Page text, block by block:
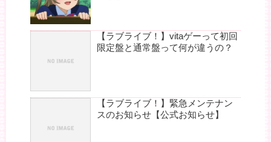
【ラブライブ！】vitaゲーって初回
限定盤と通常盤って何が違うの？
【ラブライブ！】緊急メンテナン
スのお知らせ【公式お知らせ】